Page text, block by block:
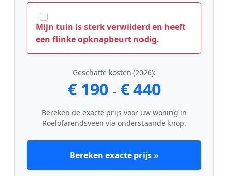
Mijn tuin is sterk verwilderd en heeft
een flinke opknapbeurt nodig.
Geschatte kosten (2026):
€ 190 - € 440
Bereken de exacte prijs voor uw woning in
Roelofarendsveen via onderstaande knop.
Bereken exacte prijs »